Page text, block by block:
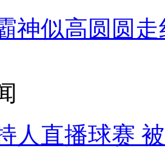
神似高圆圆走
人直播球赛